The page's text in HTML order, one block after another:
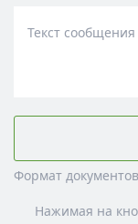
Текст сообщения
Формат
Нажимая на